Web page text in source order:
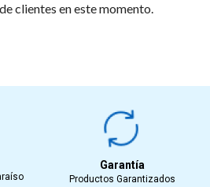
clientes en este momento.
Garantía
Productos Garantizados